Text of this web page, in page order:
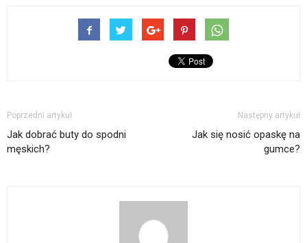
Poprzedni artykuł
Jak dobrać buty do spodni
męskich?
Następny artykuł
Jak się nosić opaskę na
gumce?